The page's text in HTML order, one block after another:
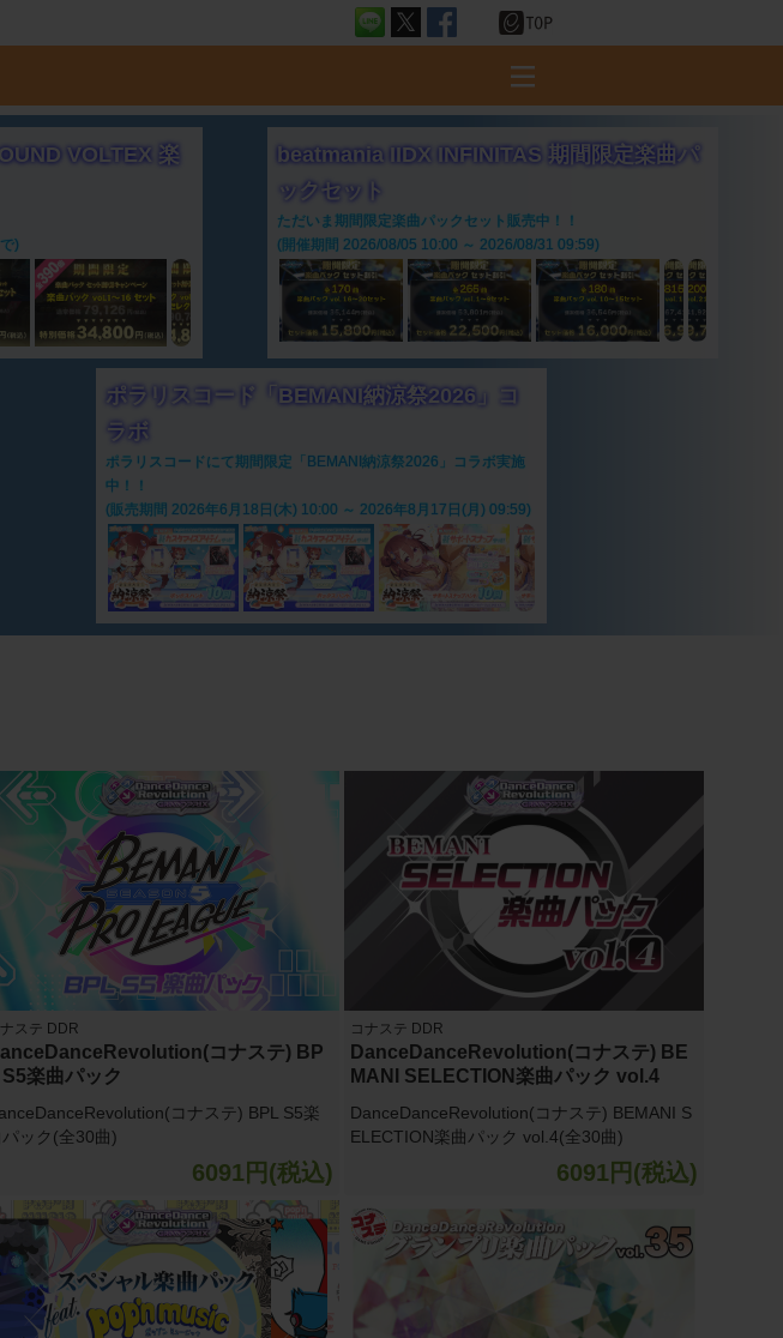
VOLTEX 楽
)
beatmania IIDX INFINITAS 期間限定楽曲パ
ックセット
ただいま期間限定楽曲パックセット販売中！！
(開催期間 2026/08/05 10:00 ～ 2026/08/31 09:59)
ポラリスコード「BEMANI納涼祭2026」コ
ラボ
ポラリスコードにて期間限定「BEMANI納涼祭2026」コラボ実施
中！！
(販売期間 2026年6月18日(木) 10:00 ～ 2026年8月17日(月) 09:59)
ステ DDR
コナステ) BP
S5楽曲パック
コナステ) BPL S5楽
パック(全30曲)
6091円(税込)
コナステ DDR
DanceDanceRevolution(コナステ) BE
MANI SELECTION楽曲パック vol.4
DanceDanceRevolution(コナステ) BEMANI S
ELECTION楽曲パック vol.4(全30曲)
6091円(税込)